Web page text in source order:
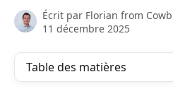
Écrit par Florian from
11 décembre 2025
Table des matières